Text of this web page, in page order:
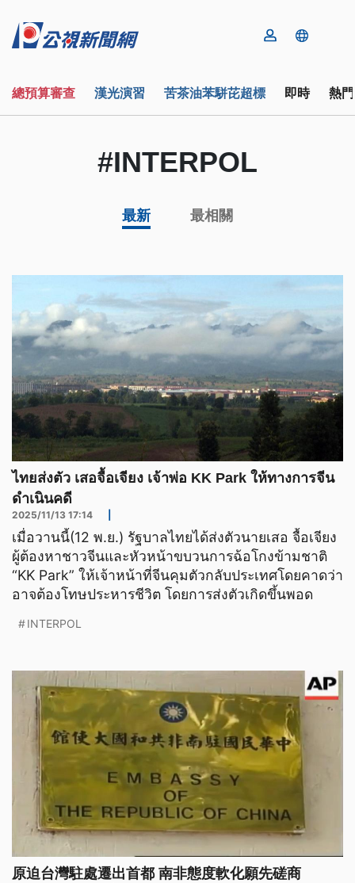
總預算審查 漢光演習 苦茶油苯駢芘超標 即時 熱
#INTERPOL
最新 最相關
ไทยส่งตัว เสอจื้อเจียง เจ้าพ่อ KK Park ให้ทางการจีน
ดำเนินคดี
2025/11/13 17:14
เมื่อวานนี้(12 พ.ย.) รัฐบาลไทยได้ส่งตัวนายเสอ จื้อเจียง
ผู้ต้องหาชาวจีนและหัวหน้าขบวนการฉ้อโกงข้ามชาติ
“KK Park” ให้เจ้าหน้าที่จีนคุมตัวกลับประเทศโดยคาดว่า
อาจต้องโทษประหารชีวิต โดยการส่งตัวเกิดขึ้นพอด
INTERPOL
原迫台灣駐處遷出首都 南非態度軟化願先磋商